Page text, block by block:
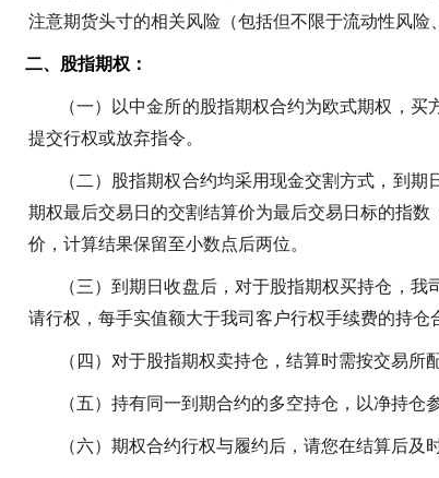
注意期货头寸的相关风险（包括但不限于流动性风险
二、 股指期权：
（一）以中金所的股指期权合约为欧式期权，
提交行权或放弃指令。
（二）股指期权合约均采用现金交割方式，到
期权最后交易日的交割结算价为最后交易日标的指数
价，计算结果保留至小数点后两位。
（三）到期日收盘后，对于股指期权买持仓，
请行权，每手实值额大于我司客户行权手续费的持仓
（四）对于股指期权卖持仓，结算时需按交易所
（五）持有同一到期合约的多空持仓，以净持仓
（六）期权合约行权与履约后，请您在结算后及